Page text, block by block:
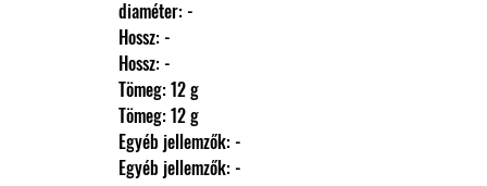
                diaméter: -
                Hossz: -
                Hossz: -
                Tömeg: 12 g
                Tömeg: 12 g
                Egyéb jellemzők: -
                Egyéb jellemzők: -